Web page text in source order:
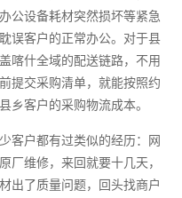
公设备耗材突然损坏等紧急
误客户的正常办公。对于县
喀什全域的配送链路，不用
提交采购清单，就能按照约
乡客户的采购物流成本。
客户都有过类似的经历：网
厂维修，来回就要十几天，
出了质量问题，回头找商户